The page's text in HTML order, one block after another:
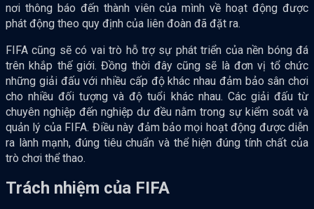
nơi thông báo đến thành viên của mình về hoạt động được
phát động theo quy định của liên đoàn đã đặt ra.
FIFA cũng sẽ có vai trò hỗ trợ sự phát triển của nền bóng đá
trên khắp thế giới. Đồng thời đây cũng sẽ là đơn vị tổ chức
những giải đấu với nhiều cấp độ khác nhau đảm bảo sân chơi
cho nhiều đối tượng và độ tuổi khác nhau. Các giải đấu từ
chuyên nghiệp đến nghiệp dư đều nằm trong sự kiểm soát và
quản lý của FIFA. Điều này đảm bảo mọi hoạt động được diễn
ra lành mạnh, đúng tiêu chuẩn và thể hiện đúng tính chất của
trò chơi thể thao.
Trách nhiệm của FIFA